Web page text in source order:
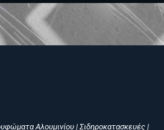
Αλουμινίου | Σιδηροκατασκευές |